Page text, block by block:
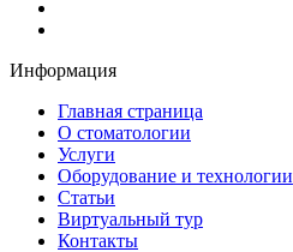
Информация
Главная страница
О стоматологии
Услуги
Оборудование и технологии
Статьи
Виртуальный тур
Контакты